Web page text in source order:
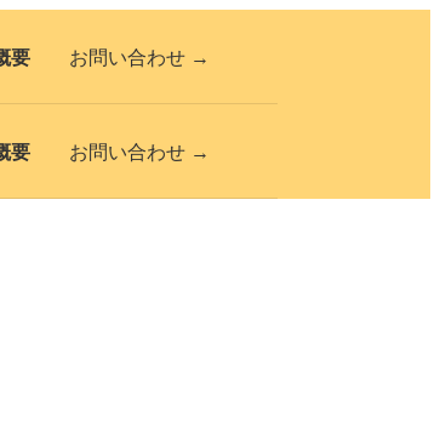
要 お問い合わせ →
要 お問い合わせ →